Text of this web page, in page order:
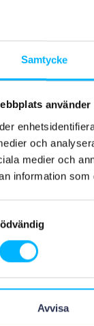
Samtycke
och
medier och
information
Avvisa
Hvis du
poolen,
de mindre
af voksne.
nyde en